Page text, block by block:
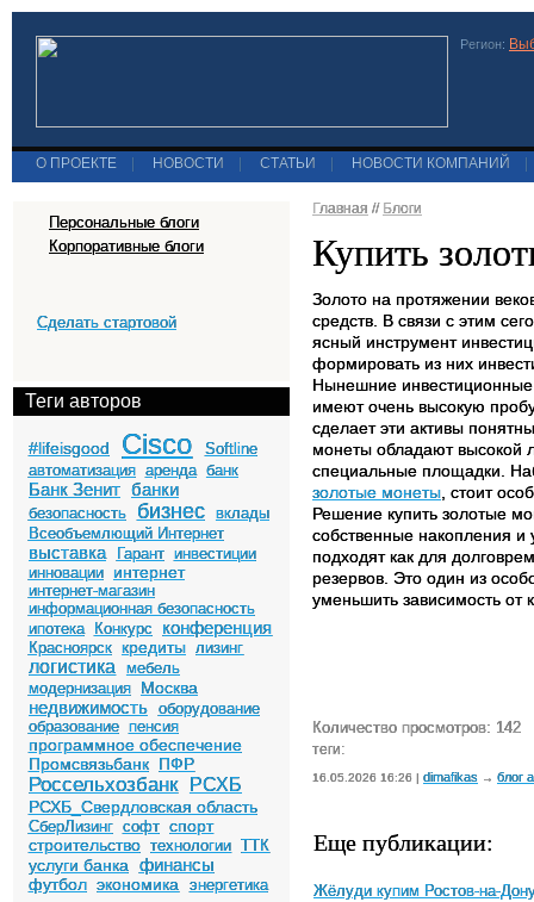
Регион:
О ПРОЕКТЕ НОВОСТИ СТАТЬИ НОВОСТИ КОМПАНИЙ
Персональные блоги
Корпоративные блоги
Сделать стартовой
Теги авторов
#lifeisgood Cisco
Softline
автоматизация аренда банк
Банк Зенит банки
безопасность бизнес
вклады
Всеобъемлющий Интернет
выставка Гарант инвестиции
инновации
интернет
интернет-магазин
информационная безопасность
ипотека
Конкурс конференция
Красноярск кредиты лизинг
логистика
мебель
модернизация
Москва
недвижимость оборудование
образование пенсия
программное обеспечение
Промсвязьбанк ПФР
Россельхозбанк РСХБ
РСХБ_Свердловская область
СберЛизинг софт спорт
строительство технологии ТТК
услуги банка финансы
футбол экономика энергетика
Главная // Блоги
Купить
Золото на протяжении
средств. В связи с этим
ясный инструмент
формировать из них
Нынешние
имеют очень высокую
сделает эти активы
монеты обладают высокой
специальные площадки.
золотые монеты , стоит
Решение купить золотые
собственные накопления
подходят как для
резервов. Это один из
уменьшить зависимость
Количество просмотров: 142
теги:
16.05.2026 16:26 | dimafikas → блог
Еще публикации:
Жёлуди купим Ростов-на-